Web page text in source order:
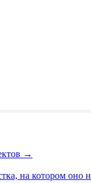
→
на котором оно